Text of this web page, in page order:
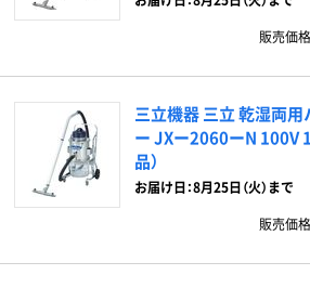
販売価
三立機器 三立 乾湿両
ー JXー2060ーN 100V
品）
お届け日：8月25日（火）まで
販売価